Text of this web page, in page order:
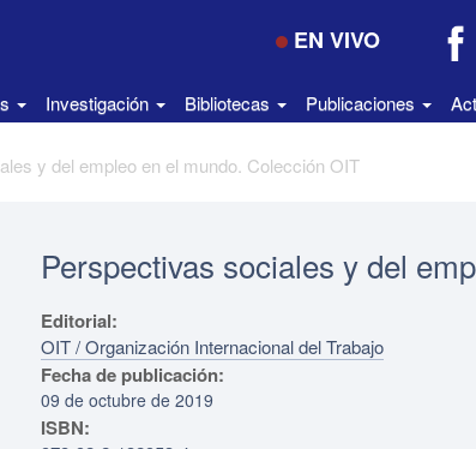
EN VIVO
Investigación Bibliotecas Publicaciones
y del empleo en el mundo. Colección OIT
Perspectivas sociales y del
Editorial:
OIT / Organización Internacional del Trabajo
Fecha de publicación:
09 de octubre de 2019
ISBN: